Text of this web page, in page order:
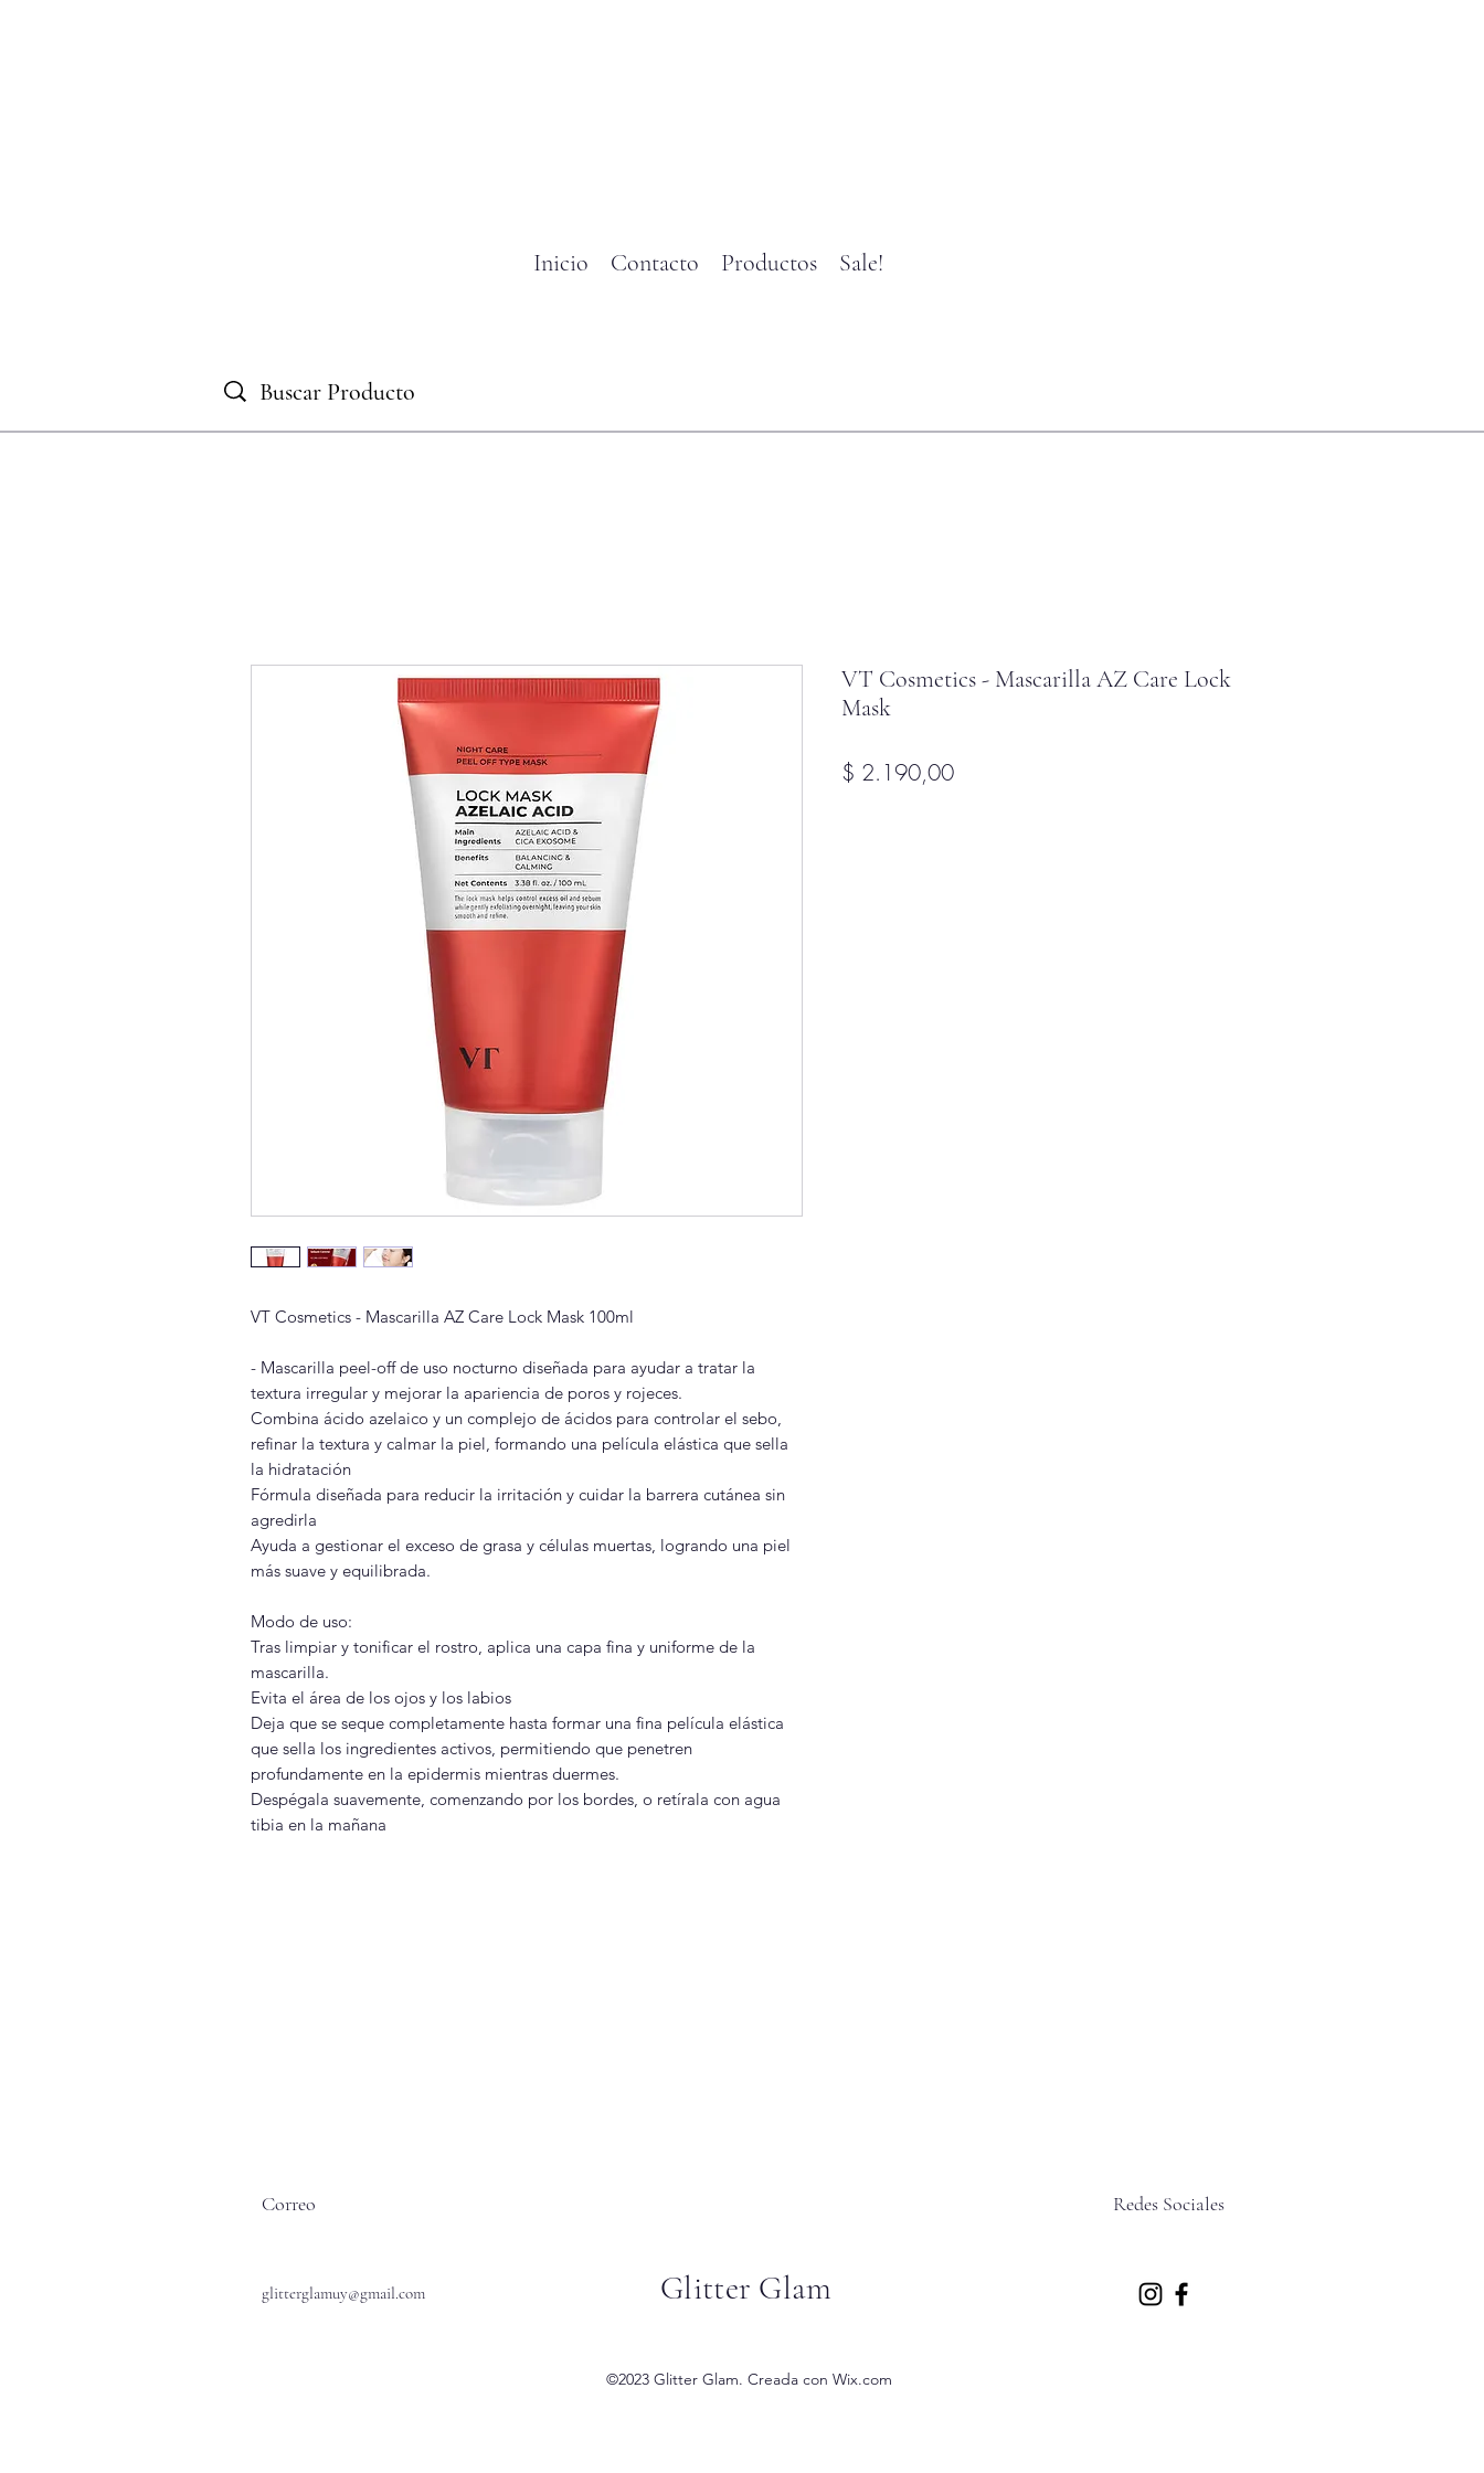
Inicio Contacto Productos Sale!
VT Cosmetics - Mascarilla AZ Care Lock Mask 100ml
- Mascarilla peel-off de uso nocturno diseñada para ayudar a tratar la
textura irregular y mejorar la apariencia de poros y rojeces.
Combina ácido azelaico y un complejo de ácidos para controlar el sebo,
refinar la textura y calmar la piel, formando una película elástica que sella
la hidratación
Fórmula diseñada para reducir la irritación y cuidar la barrera cutánea sin
agredirla
Ayuda a gestionar el exceso de grasa y células muertas, logrando una piel
más suave y equilibrada.
Modo de uso:
Tras limpiar y tonificar el rostro, aplica una capa fina y uniforme de la
mascarilla.
Evita el área de los ojos y los labios
Deja que se seque completamente hasta formar una fina película elástica
que sella los ingredientes activos, permitiendo que penetren
profundamente en la epidermis mientras duermes.
Despégala suavemente, comenzando por los bordes, o retírala con agua
tibia en la mañana
VT Cosmetics - Mascarilla AZ Care Lock
Mask
$ 2.190,00Precio
Correo
glitterglamuy@gmail.com Glitter Glam
Redes Sociales
©2023 Glitter Glam. Creada con Wix.com